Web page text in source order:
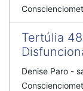
Tertúlia
Denise Paro -